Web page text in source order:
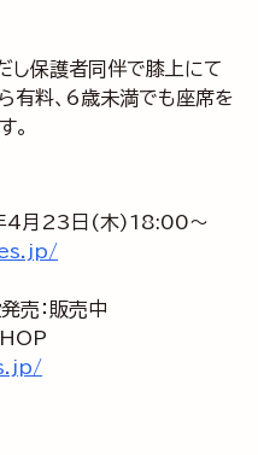
し保護者同伴で膝上にて
有料、6歳未満でも座席を
。
4月23日(木)18:00～
売：販売中